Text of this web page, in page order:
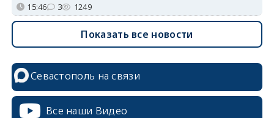
15:46 3 1249
Показать все новости
Севастополь на связи
Все наши Видео